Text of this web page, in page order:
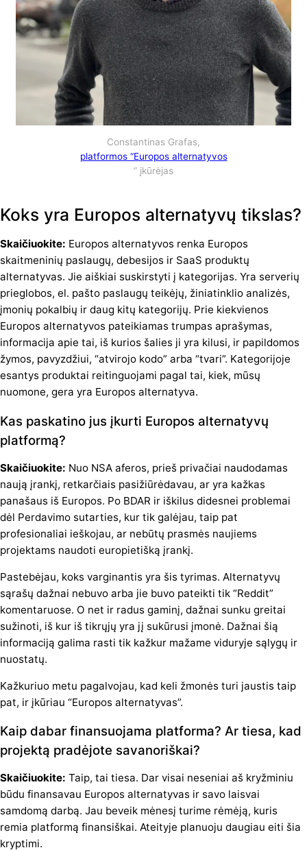
Constantinas Grafas,
platformos “Europos alternatyvos
” įkūrėjas
Koks yra Europos alternatyvų tikslas?
Skaičiuokite: Europos alternatyvos renka Europos
skaitmeninių paslaugų, debesijos ir SaaS produktų
alternatyvas. Jie aiškiai suskirstyti į kategorijas. Yra serverių
prieglobos, el. pašto paslaugų teikėjų, žiniatinklio analizės,
įmonių pokalbių ir daug kitų kategorijų. Prie kiekvienos
Europos alternatyvos pateikiamas trumpas aprašymas,
informacija apie tai, iš kurios šalies ji yra kilusi, ir papildomos
žymos, pavyzdžiui, “atvirojo kodo” arba “tvari”. Kategorijoje
esantys produktai reitinguojami pagal tai, kiek, mūsų
nuomone, gera yra Europos alternatyva.
Kas paskatino jus įkurti Europos alternatyvų
platformą?
Skaičiuokite: Nuo NSA aferos, prieš privačiai naudodamas
naują įrankį, retkarčiais pasižiūrėdavau, ar yra kažkas
panašaus iš Europos. Po BDAR ir iškilus didesnei problemai
dėl Perdavimo sutarties, kur tik galėjau, taip pat
profesionaliai ieškojau, ar nebūtų prasmės naujiems
projektams naudoti europietišką įrankį.
Pastebėjau, koks varginantis yra šis tyrimas. Alternatyvų
sąrašų dažnai nebuvo arba jie buvo pateikti tik “Reddit”
komentaruose. O net ir radus gaminį, dažnai sunku greitai
sužinoti, iš kur iš tikrųjų yra jį sukūrusi įmonė. Dažnai šią
informaciją galima rasti tik kažkur mažame viduryje sąlygų ir
nuostatų.
Kažkuriuo metu pagalvojau, kad keli žmonės turi jaustis taip
pat, ir įkūriau “Europos alternatyvas”.
Kaip dabar finansuojama platforma? Ar tiesa, kad
projektą pradėjote savanoriškai?
Skaičiuokite: Taip, tai tiesa. Dar visai neseniai aš kryžminiu
būdu finansavau Europos alternatyvas ir savo laisvai
samdomą darbą. Jau beveik mėnesį turime rėmėją, kuris
remia platformą finansiškai. Ateityje planuoju daugiau eiti šia
kryptimi.